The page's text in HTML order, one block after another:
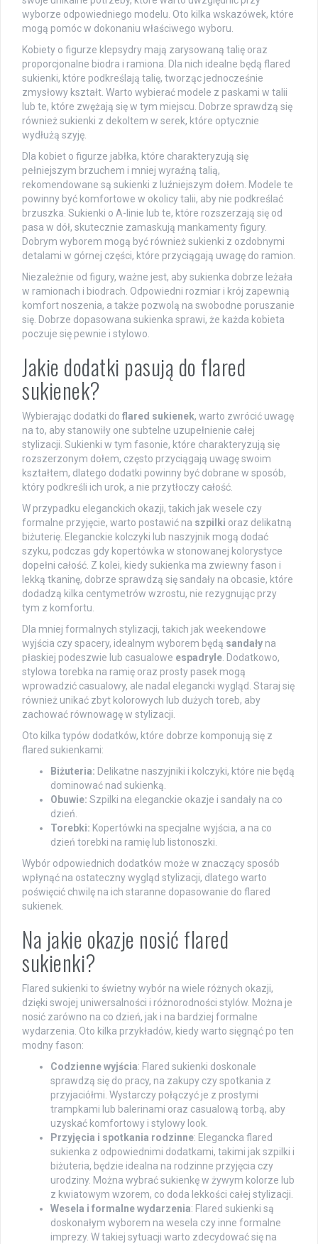
wyborze odpowiedniego modelu. Oto kilka wskazówek, które
mogą pomóc w dokonaniu właściwego wyboru.
Kobiety o figurze klepsydry mają zarysowaną talię oraz
proporcjonalne biodra i ramiona. Dla nich idealne będą flared
sukienki, które podkreślają talię, tworząc jednocześnie
zmysłowy kształt. Warto wybierać modele z paskami w talii
lub te, które zwężają się w tym miejscu. Dobrze sprawdzą się
również sukienki z dekoltem w serek, które optycznie
wydłużą szyję.
Dla kobiet o figurze jabłka, które charakteryzują się
pełniejszym brzuchem i mniej wyraźną talią,
rekomendowane są sukienki z luźniejszym dołem. Modele te
powinny być komfortowe w okolicy talii, aby nie podkreślać
brzuszka. Sukienki o A-linie lub te, które rozszerzają się od
pasa w dół, skutecznie zamaskują mankamenty figury.
Dobrym wyborem mogą być również sukienki z ozdobnymi
detalami w górnej części, które przyciągają uwagę do ramion.
Niezależnie od figury, ważne jest, aby sukienka dobrze leżała
w ramionach i biodrach. Odpowiedni rozmiar i krój zapewnią
komfort noszenia, a także pozwolą na swobodne poruszanie
się. Dobrze dopasowana sukienka sprawi, że każda kobieta
poczuje się pewnie i stylowo.
Jakie dodatki pasują do flared
sukienek?
Wybierając dodatki do flared sukienek, warto zwrócić uwagę
na to, aby stanowiły one subtelne uzupełnienie całej
stylizacji. Sukienki w tym fasonie, które charakteryzują się
rozszerzonym dołem, często przyciągają uwagę swoim
kształtem, dlatego dodatki powinny być dobrane w sposób,
który podkreśli ich urok, a nie przytłoczy całość.
W przypadku eleganckich okazji, takich jak wesele czy
formalne przyjęcie, warto postawić na szpilki oraz delikatną
biżuterię. Eleganckie kolczyki lub naszyjnik mogą dodać
szyku, podczas gdy kopertówka w stonowanej kolorystyce
dopełni całość. Z kolei, kiedy sukienka ma zwiewny fason i
lekką tkaninę, dobrze sprawdzą się sandały na obcasie, które
dodadzą kilka centymetrów wzrostu, nie rezygnując przy
tym z komfortu.
Dla mniej formalnych stylizacji, takich jak weekendowe
wyjścia czy spacery, idealnym wyborem będą sandały na
płaskiej podeszwie lub casualowe espadryle . Dodatkowo,
stylowa torebka na ramię oraz prosty pasek mogą
wprowadzić casualowy, ale nadal elegancki wygląd. Staraj się
również unikać zbyt kolorowych lub dużych toreb, aby
zachować równowagę w stylizacji.
Oto kilka typów dodatków, które dobrze komponują się z
flared sukienkami:
Biżuteria: Delikatne naszyjniki i kolczyki, które nie będą
dominować nad sukienką.
Obuwie: Szpilki na eleganckie okazje i sandały na co
dzień.
Torebki: Kopertówki na specjalne wyjścia, a na co
dzień torebki na ramię lub listonoszki.
Wybór odpowiednich dodatków może w znaczący sposób
wpłynąć na ostateczny wygląd stylizacji, dlatego warto
poświęcić chwilę na ich staranne dopasowanie do flared
sukienek.
Na jakie okazje nosić flared
sukienki?
Flared sukienki to świetny wybór na wiele różnych okazji,
dzięki swojej uniwersalności i różnorodności stylów. Można je
nosić zarówno na co dzień, jak i na bardziej formalne
wydarzenia. Oto kilka przykładów, kiedy warto sięgnąć po ten
modny fason:
Codzienne wyjścia: Flared sukienki doskonale
sprawdzą się do pracy, na zakupy czy spotkania z
przyjaciółmi. Wystarczy połączyć je z prostymi
trampkami lub balerinami oraz casualową torbą, aby
uzyskać komfortowy i stylowy look.
Przyjęcia i spotkania rodzinne: Elegancka flared
sukienka z odpowiednimi dodatkami, takimi jak szpilki i
biżuteria, będzie idealna na rodzinne przyjęcia czy
urodziny. Można wybrać sukienkę w żywym kolorze lub
z kwiatowym wzorem, co doda lekkości całej stylizacji.
Wesela i formalne wydarzenia: Flared sukienki są
doskonałym wyborem na wesela czy inne formalne
imprezy. W takiej sytuacji warto zdecydować się na